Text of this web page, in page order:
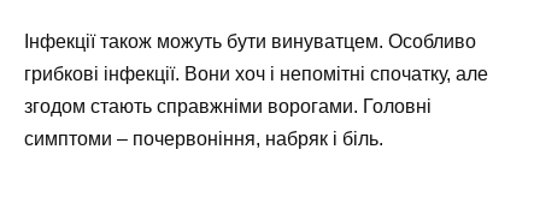
Інфекції також можуть бути винуватцем. Особливо
грибкові інфекції. Вони хоч і непомітні спочатку, але
згодом стають справжніми ворогами. Головні
симптоми – почервоніння, набряк і біль.